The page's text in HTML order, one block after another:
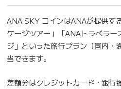
ANA SKY コインはANAが提供す
ケージツアー」「ANAトラベラー
ジ」といった旅行プラン（国内・
当できます。
差額分はクレジットカード・銀行